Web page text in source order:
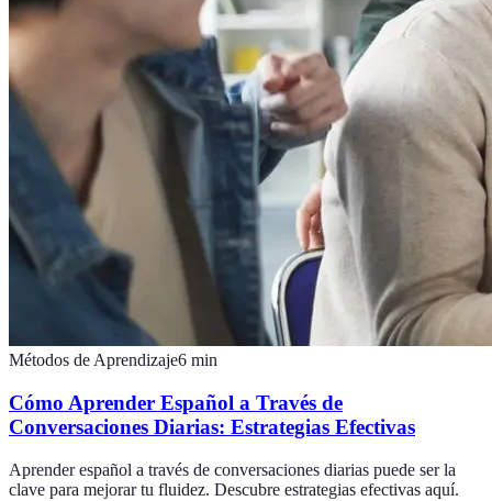
Métodos de Aprendizaje6 min
Cómo Aprender Español a Través de
Conversaciones Diarias: Estrategias Efectivas
Aprender español a través de conversaciones diarias puede ser la
clave para mejorar tu fluidez. Descubre estrategias efectivas aquí.